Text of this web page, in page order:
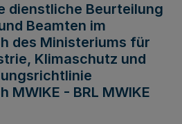
dienstliche Beurteilung
Beamten im
des Ministeriums für
Klimaschutz und
MWIKE - BRL MWIKE